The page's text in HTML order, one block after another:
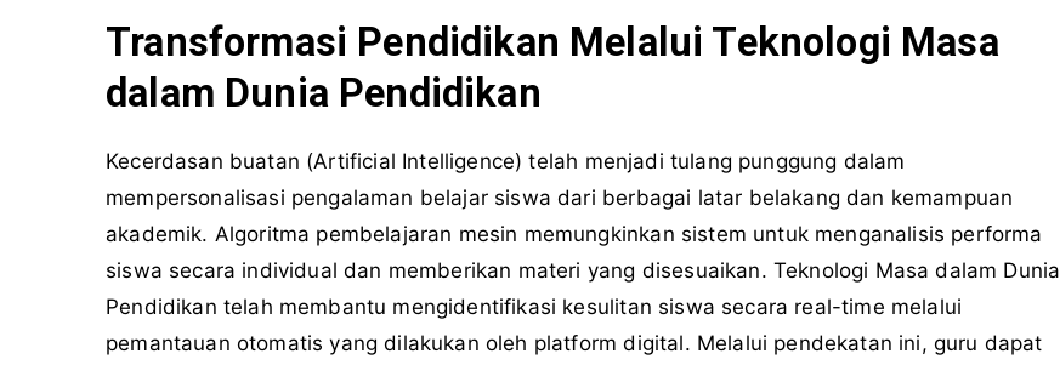
Transformasi Pendidikan Melalui Teknologi Masa
dalam Dunia Pendidikan
Kecerdasan buatan (Artificial Intelligence) telah menjadi tulang punggung dalam
mempersonalisasi pengalaman belajar siswa dari berbagai latar belakang dan kemampuan
akademik. Algoritma pembelajaran mesin memungkinkan sistem untuk menganalisis performa
siswa secara individual dan memberikan materi yang disesuaikan. Teknologi Masa dalam Dunia
Pendidikan telah membantu mengidentifikasi kesulitan siswa secara real-time melalui
pemantauan otomatis yang dilakukan oleh platform digital. Melalui pendekatan ini, guru dapat